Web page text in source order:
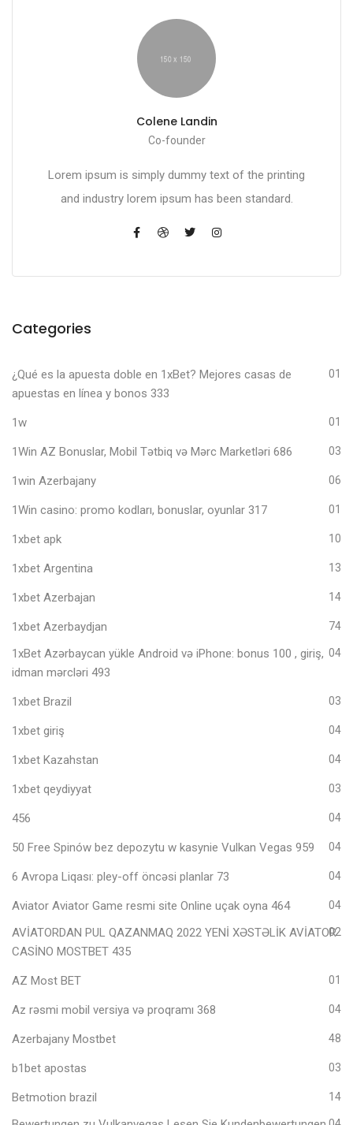
Colene Landin
Co-founder
Lorem ipsum is simply dummy text of the printing
and industry lorem ipsum has been standard.
Categories
¿Qué es la apuesta doble en 1xBet? Mejores casas de
apuestas en línea y bonos 333
01
1w 01
1Win AZ Bonuslar, Mobil Tətbiq və Mərc Marketləri 686 03
1win Azerbajany 06
1Win casino: promo kodları, bonuslar, oyunlar 317 01
1xbet apk 10
1xbet Argentina 13
1xbet Azerbajan 14
1xbet Azerbaydjan 74
1xBet Azərbaycan yükle Android və iPhone: bonus 100 , giriş,
idman mərcləri 493
04
1xbet Brazil 03
1xbet giriş 04
1xbet Kazahstan 04
1xbet qeydiyyat 03
456 04
50 Free Spinów bez depozytu w kasynie Vulkan Vegas 959 04
6 Avropa Liqası: pley-off öncəsi planlar 73 04
Aviator Aviator Game resmi site Online uçak oyna 464 04
AVİATORDAN PUL QAZANMAQ 2022 YENİ XƏSTƏLİK AVİATOR
CASİNO MOSTBET 435
02
AZ Most BET 01
Az rəsmi mobil versiya və proqramı 368 04
Azerbajany Mostbet 48
b1bet apostas 03
Betmotion brazil 14